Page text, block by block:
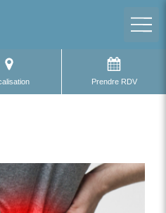
Prendre RDV